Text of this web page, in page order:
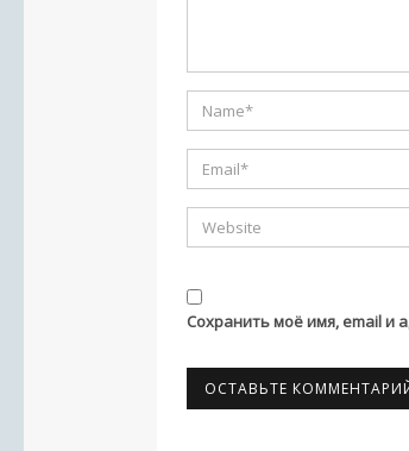
Сохранить моё имя, email и